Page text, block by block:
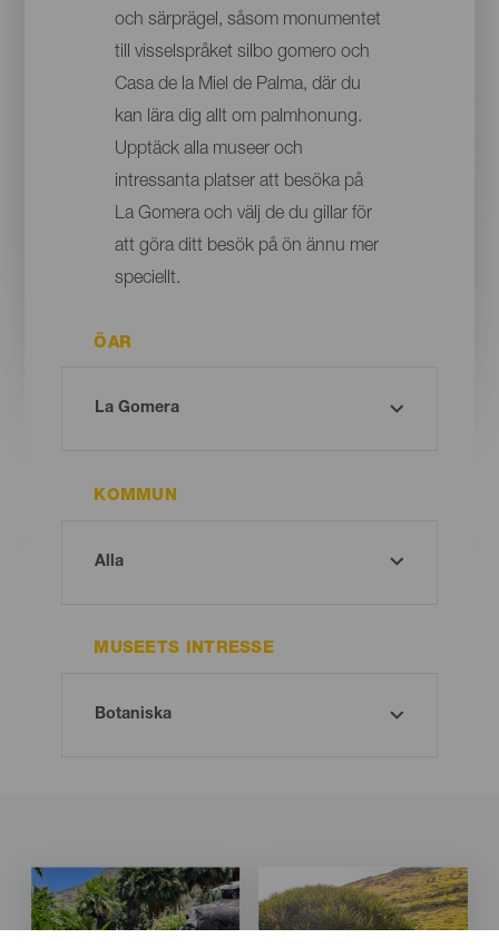
och särprägel, såsom monumentet
till visselspråket silbo gomero och
Casa de la Miel de Palma, där du
kan lära dig allt om palmhonung.
Upptäck alla museer och
intressanta platser att besöka på
La Gomera och välj de du gillar för
att göra ditt besök på ön ännu mer
speciellt.
ÖAR
KOMMUN
MUSEETS INTRESSE
Imagen
Listado
Imagen
Listado